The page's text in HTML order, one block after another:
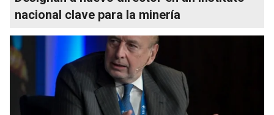
nacional clave para la minería